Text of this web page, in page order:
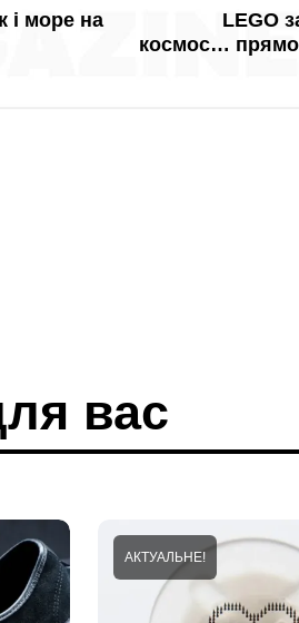
і море на
LEGO
космос… прямо
вас
АКТУАЛЬНЕ!